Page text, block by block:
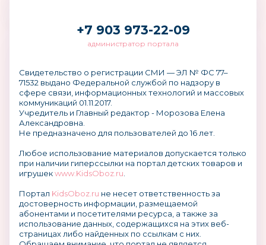
+7 903 973-22-09
администратор портала
Свидетельство о регистрации СМИ — ЭЛ № ФС 77–
71532 выдано Федеральной службой по надзору в
сфере связи, информационных технологий и массовых
коммуникаций 01.11.2017.
Учредитель и Главный редактор - Морозова Елена
Александровна.
Не предназначено для пользователей до 16 лет.
Любое использование материалов допускается только
при наличии гиперссылки на портал детских товаров и
игрушекwww.KidsOboz.ru
Портал KidsOboz.ru не несет ответственность за
достоверность информации, размещаемой
абонентами и посетителями ресурса, а также за
использование данных, содержащихся на этих веб-
страницах либо найденных по ссылкам с них.